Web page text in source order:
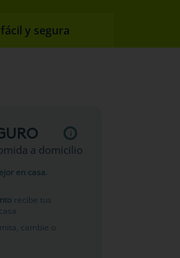
y segura
a domicilio
en casa
recibe tus
cambie o